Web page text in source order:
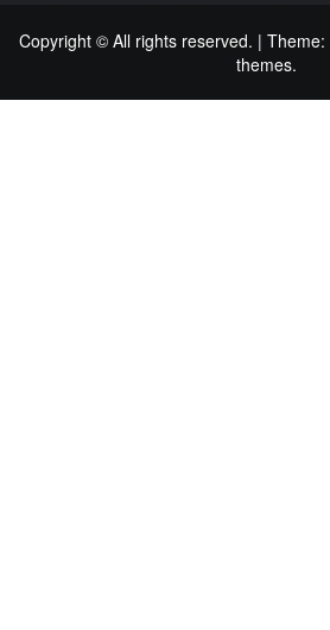
Copyright © All rights reserved. | Theme:
themes.